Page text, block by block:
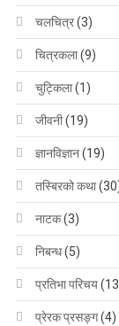
चलचित्र(3)
चित्रकला(9)
चुट्किला(1)
जीवनी(19)
ज्ञानविज्ञान(19)
तस्बिरको कथा
नाटक(3)
निबन्ध(5)
प्रतिभा परिचय
प्रेरक प्रसङ्ग(4)